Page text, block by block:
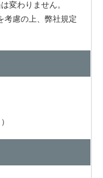
変わりません。
考慮の上、弊社規定